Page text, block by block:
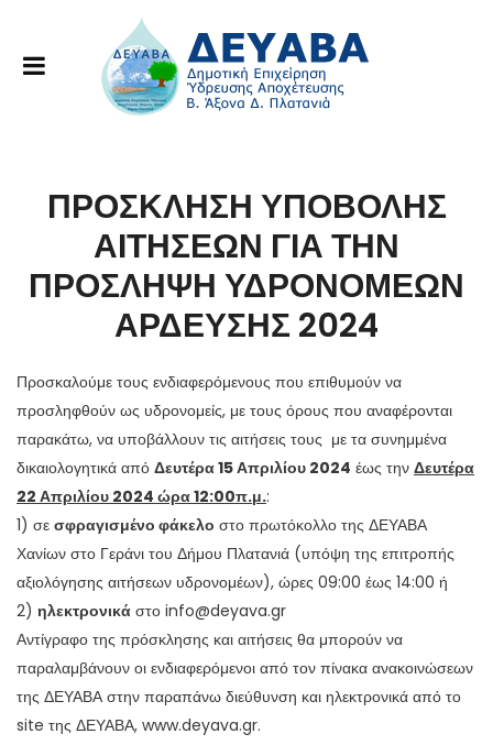
ΠΡΟΣΚΛΗΣΗ ΥΠΟΒΟΛΗΣ
ΑΙΤΗΣΕΩΝ ΓΙΑ ΤΗΝ
ΠΡΟΣΛΗΨΗ ΥΔΡΟΝΟΜΕΩΝ
ΑΡΔΕΥΣΗΣ 2024
Προσκαλούμε τους ενδιαφερόμενους που επιθυμούν να
προσληφθούν ως υδρονομείς, με τους όρους που αναφέρονται
παρακάτω, να υποβάλλουν τις αιτήσεις τους με τα συνημμένα
δικαιολογητικά από Δευτέρα 15 Απριλίου 2024 έως την Δευτέρα
22 Απριλίου 2024 ώρα 12:00π.μ.:
1) σε σφραγισμένο φάκελο στο πρωτόκολλο της ΔΕΥΑΒΑ
Χανίων στο Γεράνι του Δήμου Πλατανιά (υπόψη της επιτροπής
αξιολόγησης αιτήσεων υδρονομέων), ώρες 09:00 έως 14:00 ή
2) ηλεκτρονικά στο info@deyava.gr
Αντίγραφο της πρόσκλησης και αιτήσεις θα μπορούν να
παραλαμβάνουν οι ενδιαφερόμενοι από τον πίνακα ανακοινώσεων
της ΔΕΥΑΒΑ στην παραπάνω διεύθυνση και ηλεκτρονικά από το
site της ΔΕΥΑΒΑ, www.deyava.gr.